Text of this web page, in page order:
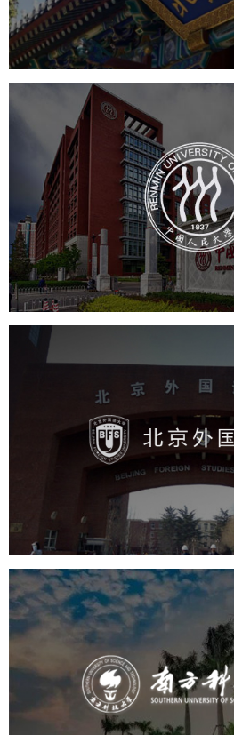
学校网站建设
教
中国人民
培训教育 高校 大学网站建
学校网站建设
教
北京外国
高校 学校网站
大学网站建设
高
南方科
高校 大学网站